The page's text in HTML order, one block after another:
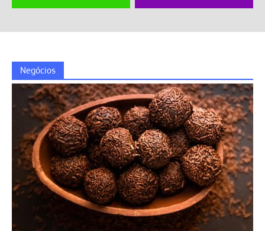
Negócios